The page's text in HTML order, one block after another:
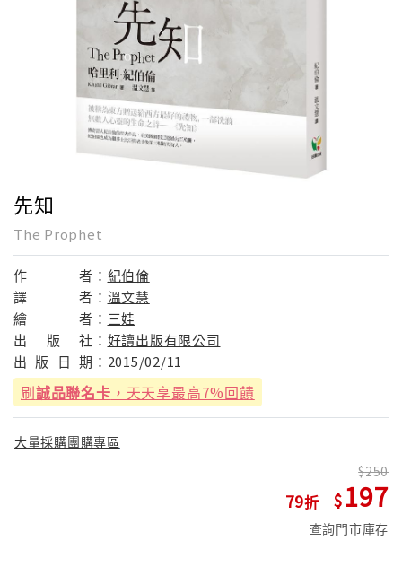
先知
The Prophet
作 者： 紀伯倫
譯
者： 溫文慧
繪
者： 三娃
出
版 社： 好讀出版有限公司
出 版 日 期： 2015/02/11
刷誠品聯名卡 ，天天享最高7%回饋
大量採購團購專區
79
250
197
查詢門市庫存